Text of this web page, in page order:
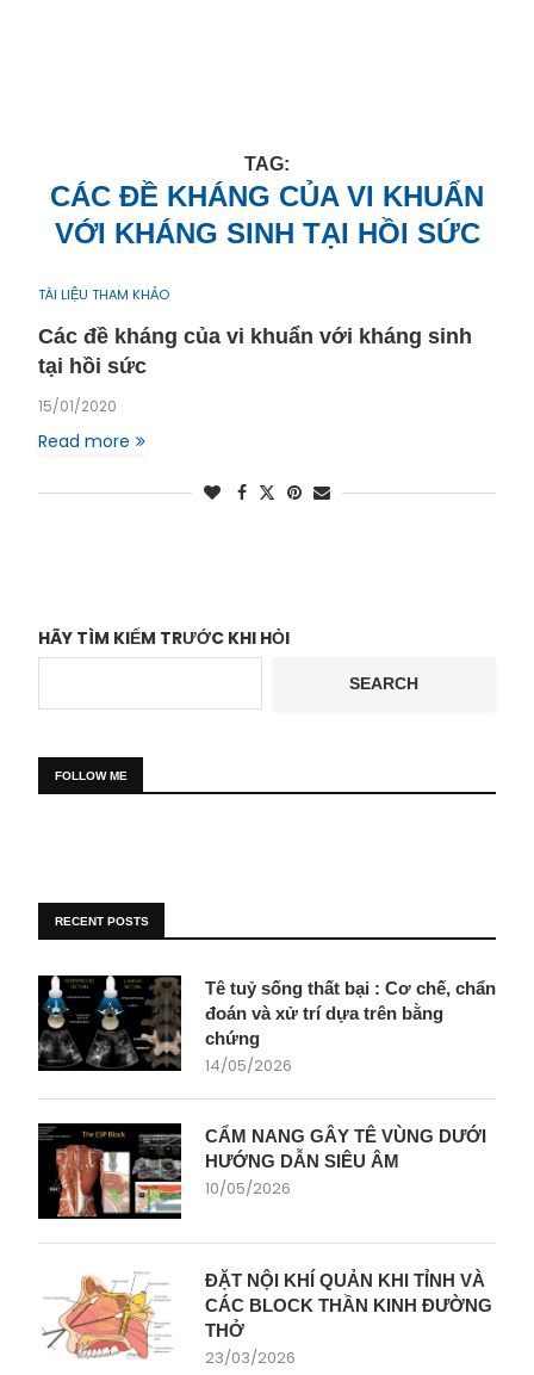
TAG:
CÁC ĐỀ KHÁNG CỦA VI KHUẨN
VỚI KHÁNG SINH TẠI HỒI SỨC
TÀI LIỆU THAM KHẢO
Các đề kháng của vi khuẩn với kháng sinh
tại hồi sức
15/01/2020
Read more
HÃY TÌM KIẾM TRƯỚC KHI HỎI
SEARCH
FOLLOW ME
RECENT POSTS
Tê tuỷ sống thất bại : Cơ chế, chẩn
đoán và xử trí dựa trên bằng
chứng
14/05/2026
CẨM NANG GÂY TÊ VÙNG DƯỚI
HƯỚNG DẪN SIÊU ÂM
10/05/2026
ĐẶT NỘI KHÍ QUẢN KHI TỈNH VÀ
CÁC BLOCK THẦN KINH ĐƯỜNG
THỞ
23/03/2026